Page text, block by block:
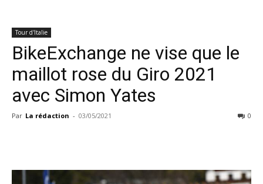
Tour d'Italie
BikeExchange ne vise que le
maillot rose du Giro 2021
avec Simon Yates
Par La rédaction - 03/05/2021 0